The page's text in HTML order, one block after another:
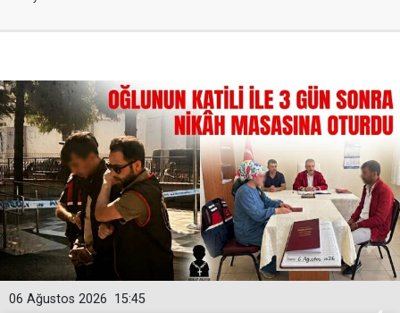
15:45
06 Ağustos 2026